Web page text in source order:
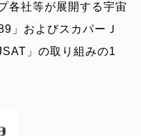
各社等が展開する宇宙
」およびスカパーＪ
」の取り組みの1